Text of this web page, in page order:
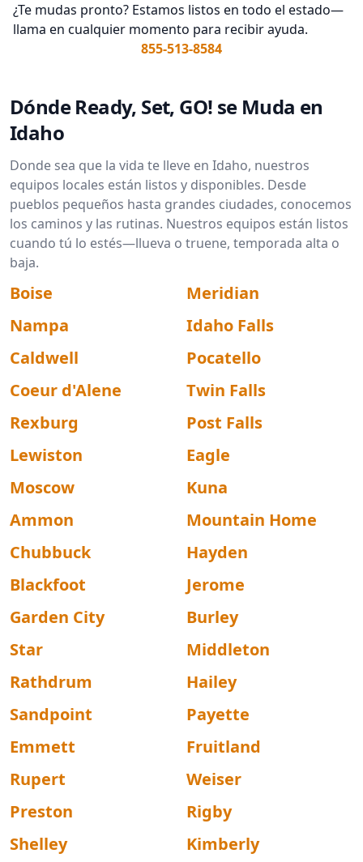
¿Te mudas pronto? Estamos listos en todo el estado—
llama en cualquier momento para recibir ayuda.
855-513-8584
Dónde Ready, Set, GO! se Muda en
Idaho
Donde sea que la vida te lleve en Idaho, nuestros
equipos locales están listos y disponibles. Desde
pueblos pequeños hasta grandes ciudades, conocemos
los caminos y las rutinas. Nuestros equipos están listos
cuando tú lo estés—llueva o truene, temporada alta o
baja.
Boise
Meridian
Nampa
Idaho Falls
Caldwell
Pocatello
Coeur d'Alene
Twin Falls
Rexburg
Post Falls
Lewiston
Eagle
Moscow
Kuna
Ammon
Mountain Home
Chubbuck
Hayden
Blackfoot
Jerome
Garden City
Burley
Star
Middleton
Rathdrum
Hailey
Sandpoint
Payette
Emmett
Fruitland
Rupert
Weiser
Preston
Rigby
Shelley
Kimberly